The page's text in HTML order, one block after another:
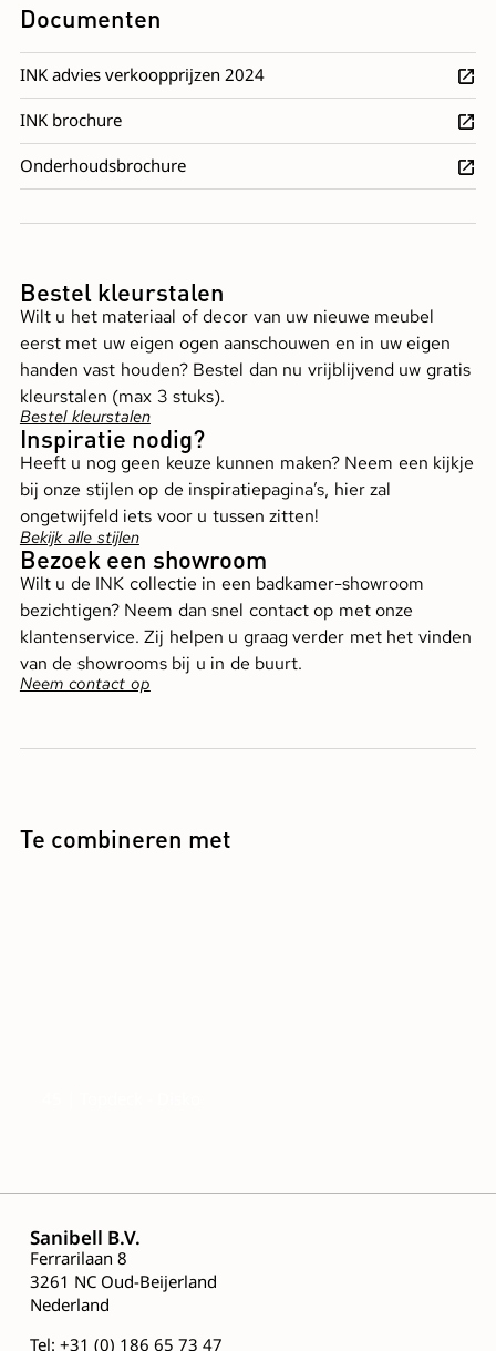
Documenten
INK advies verkoopprijzen 2024
INK brochure
Onderhoudsbrochure
Bestel kleurstalen
Wilt u het materiaal of decor van uw nieuwe meubel
eerst met uw eigen ogen aanschouwen en in uw eigen
handen vast houden? Bestel dan nu vrijblijvend uw gratis
kleurstalen (max 3 stuks).
Bestel kleurstalen
Inspiratie nodig?
Heeft u nog geen keuze kunnen maken? Neem een kijkje
bij onze stijlen op de inspiratiepagina’s, hier zal
ongetwijfeld iets voor u tussen zitten!
Bekijk alle stijlen
Bezoek een showroom
Wilt u de INK collectie in een badkamer-showroom
bezichtigen? Neem dan snel contact op met onze
klantenservice. Zij helpen u graag verder met het vinden
van de showrooms bij u in de buurt.
Neem contact op
Te combineren met
Sanibell B.V.
Ferrarilaan 8
3261 NC Oud-Beijerland
Nederland
Tel: +31 (0) 186 65 73 47